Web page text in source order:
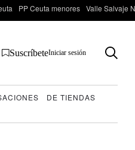
PP Ceuta menores Valle Salvaje
SuscríbeteIniciar sesión
DE TIENDAS